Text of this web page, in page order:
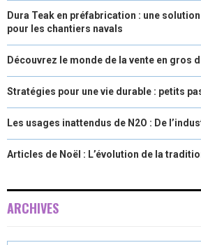
Dura Teak en préfabrication : une
pour les chantiers navals
Découvrez le monde de la vente en gros
Stratégies pour une vie durable : petits
Les usages inattendus de N2O : De
Articles de Noël : L’évolution de la
ARCHIVES